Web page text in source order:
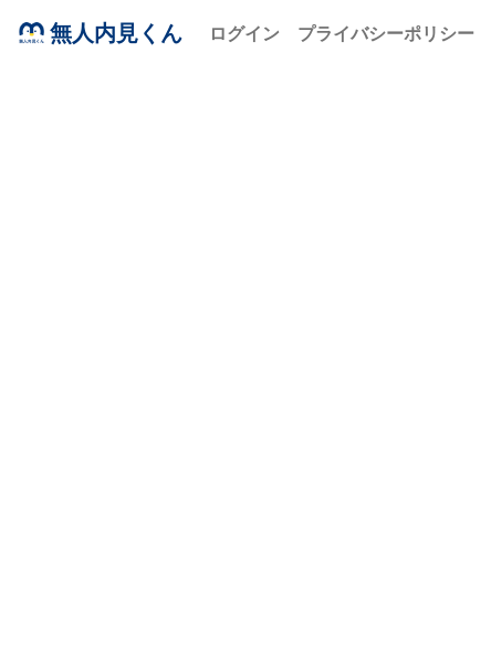
無人内見くん ログイン プライバシーポリシー